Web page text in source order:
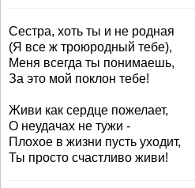
Сестра, хоть ты и не родная
(Я все ж троюродный тебе),
Меня всегда ты понимаешь,
За это мой поклон тебе!
Живи как сердце пожелает,
О неудачах не тужи -
Плохое в жизни пусть уходит,
Ты просто счастливо живи!